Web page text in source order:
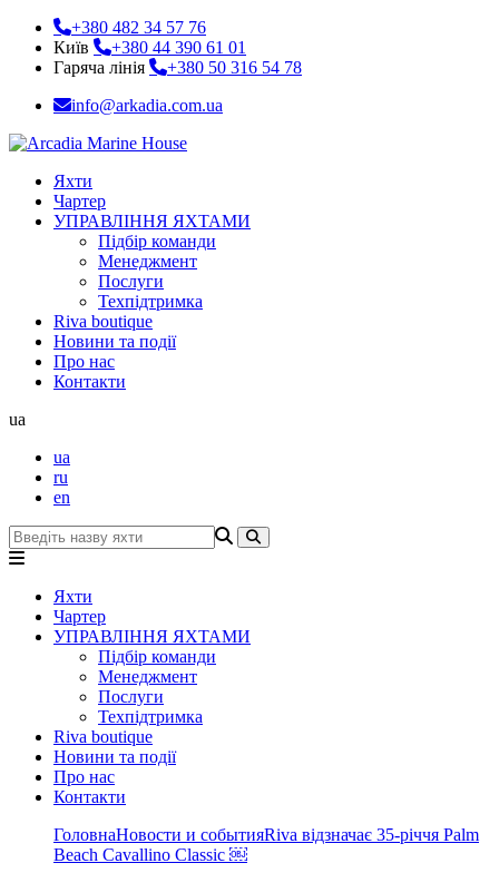
+380 482 34 57 76
Київ
+380 44 390 61 01
Гаряча лінія
+380 50 316 54 78
info@arkadia.com.ua
Яхти
Чартер
УПРАВЛІННЯ ЯХТАМИ
Підбір команди
Менеджмент
Послуги
Техпідтримка
Riva boutique
Новини та події
Про нас
Контакти
ua
ua
ru
en
Яхти
Чартер
УПРАВЛІННЯ ЯХТАМИ
Підбір команди
Менеджмент
Послуги
Техпідтримка
Riva boutique
Новини та події
Про нас
Контакти
ГоловнаНовости и событияRiva відзначає 35-річчя Palm
Beach Cavallino Classic ￼